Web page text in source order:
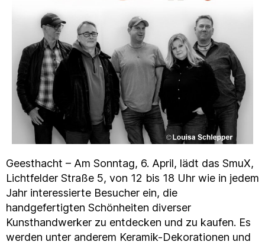
Geesthacht – Am Sonntag, 6. April, lädt das SmuX,
Lichtfelder Straße 5, von 12 bis 18 Uhr wie in jedem
Jahr interessierte Besucher ein, die
handgefertigten Schönheiten diverser
Kunsthandwerker zu entdecken und zu kaufen. Es
werden unter anderem Keramik-Dekorationen und